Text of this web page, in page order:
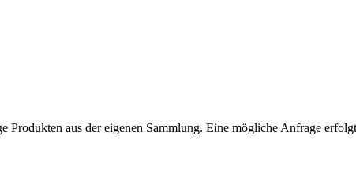
aus der eigenen Sammlung. Eine mögliche Anfrage